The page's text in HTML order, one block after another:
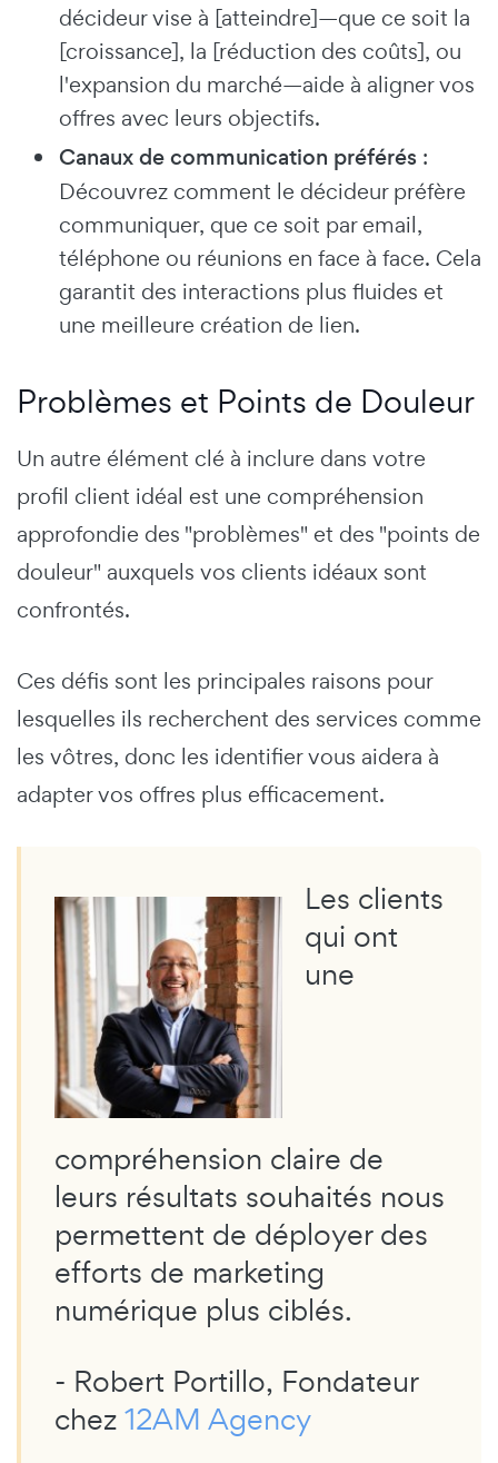
décideur vise à [atteindre]—que ce soit la
[croissance], la [réduction des coûts], ou
l'expansion du marché—aide à aligner vos
offres avec leurs objectifs.
Canaux de communication préférés :
Découvrez comment le décideur préfère
communiquer, que ce soit par email,
téléphone ou réunions en face à face. Cela
garantit des interactions plus fluides et
une meilleure création de lien.
Problèmes et Points de Douleur
Un autre élément clé à inclure dans votre
profil client idéal est une compréhension
approfondie des "problèmes" et des "points de
douleur" auxquels vos clients idéaux sont
confrontés.
Ces défis sont les principales raisons pour
lesquelles ils recherchent des services comme
les vôtres, donc les identifier vous aidera à
adapter vos offres plus efficacement.
Les clients
qui ont
une
compréhension claire de
leurs résultats souhaités nous
permettent de déployer des
efforts de marketing
numérique plus ciblés.
- Robert Portillo, Fondateur
chez 12AM Agency